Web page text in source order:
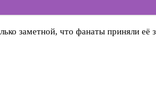
заметной, что фанаты приняли её